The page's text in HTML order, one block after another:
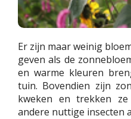
Er zijn maar weinig
geven als de
en warme kleuren
tuin. Bovendien zijn
kweken en trekken
andere nuttige insecten